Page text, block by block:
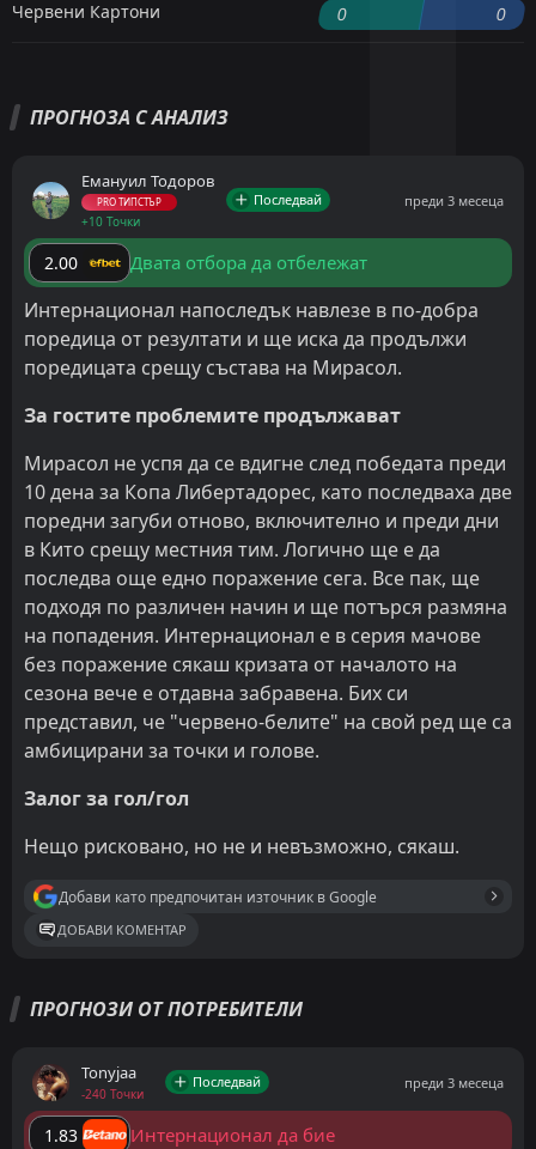
Червени Картони 0 0
ПРОГНОЗА С АНАЛИЗ
Емануил Тодоров
PRO ТИПСТЪР
+10 Точки
Последвай преди 3 месеца
2.00 Двата отбора да отбележат
Интернационал напоследък навлезе в по-добра
поредица от резултати и ще иска да продължи
поредицата срещу състава на Мирасол.
За гостите проблемите продължават
Мирасол не успя да се вдигне след победата преди
10 дена за Копа Либертадорес, като последваха две
поредни загуби отново, включително и преди дни
в Кито срещу местния тим. Логично ще е да
последва още едно поражение сега. Все пак, ще
подходя по различен начин и ще потърся размяна
на попадения. Интернационал е в серия мачове
без поражение сякаш кризата от началото на
сезона вече е отдавна забравена. Бих си
представил, че "червено-белите" на свой ред ще са
амбицирани за точки и голове.
Залог за гол/гол
Нещо рисковано, но не и невъзможно, сякаш.
Добави като предпочитан източник в Google
ДОБАВИ КОМЕНТАР
ПРОГНОЗИ ОТ ПОТРЕБИТЕЛИ
Tonyjaa
-240 Точки
Последвай преди 3 месеца
1.83 Интернационал да бие